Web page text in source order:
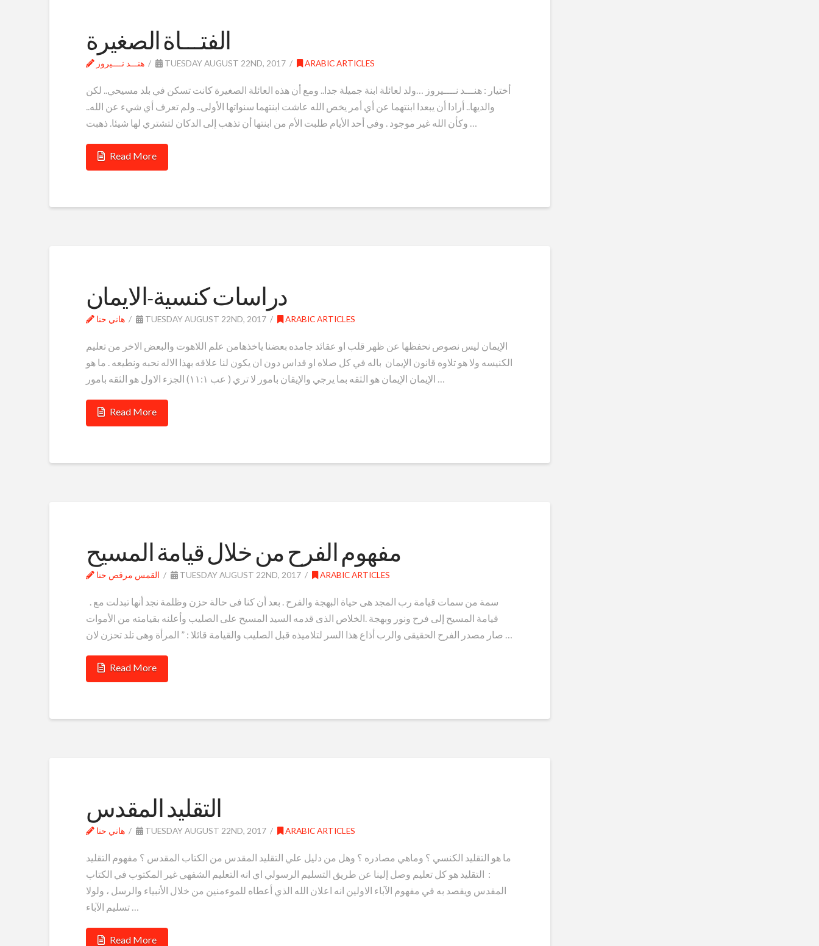
الفتـــاة الصغيرة
هنـــد نــــيروز TUESDAY AUGUST 22ND, 2017 ARABIC ARTICLES
أختيار : هنـــد نــــيروز …ولد لعائلة ابنة جميلة جدا.. ومع أن هذه العائلة الصغيرة كانت تسكن في بلد مسيحي.. لكن
والديها.. أرادا أن يبعدا ابنتهما عن أي أمر يخص الله عاشت ابنتهما سنواتها الأولى.. ولم تعرف أي شيء عن الله..
وكأن الله غير موجود . وفي أحد الأيام طلبت الأم من ابنتها أن تذهب إلى الدكان لتشتري لها شيئا. ذهبت …
Read More
دراسات كنسية-الايمان
هاني حنا TUESDAY AUGUST 22ND, 2017 ARABIC ARTICLES
الإيمان ليس نصوص نحفظها عن ظهر قلب او عقائد جامده بعضنا ياخذهامن علم اللاهوت والبعض الاخر من تعليم
الكنيسه ولا هو تلاوه قانون الإيمان باله في كل صلاه او قداس دون ان يكون لنا علاقه بهذا الاله نحبه ونطيعه . ما هو
الإيمان الإيمان هو الثقه بما يرجي والإيقان بامور لا تري ( عب ١١:١) الجزء الاول هو الثقه بامور …
Read More
مفهوم الفرح من خلال قيامة المسيح
القمس مرقص حنا TUESDAY AUGUST 22ND, 2017 ARABIC ARTICLES
. سمة من سمات قيامة رب المجد هى حياة البهجة والفرح . بعد أن كنا فى حالة حزن وظلمة نجد أنها تبدلت مع
قيامة المسيح إلى فرح ونور وبهجة .الخلاص الذى قدمه السيد المسيح على الصليب وأعلنه بقيامته من الأموات
صار مصدر الفرح الحقيقى والرب أذاع هذا السر لتلاميذه قبل الصليب والقيامة قائلا : ” المرأة وهى تلد تحزن لان …
Read More
التقليد المقدس
هاني حنا TUESDAY AUGUST 22ND, 2017 ARABIC ARTICLES
ما هو التقليد الكنسي ؟ وماهي مصادره ؟ وهل من دليل علي التقليد المقدس من الكتاب المقدس ؟ مفهوم التقليد
: التقليد هو كل تعليم وصل إلينا عن طريق التسليم الرسولي اي انه التعليم الشفهي غير المكتوب في الكتاب
المقدس ويقصد به في مفهوم الآباء الاولين انه اعلان الله الذي أعطاه للموءمنين من خلال الأنبياء والرسل ، ولولا
تسليم الآباء …
Read More